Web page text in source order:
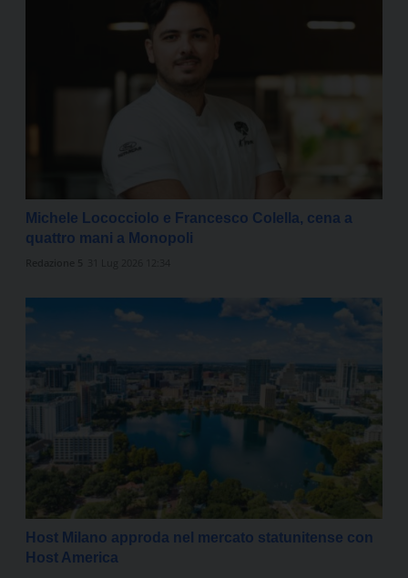
Michele Lococciolo e Francesco Colella, cena a
quattro mani a Monopoli
Host Milano approda nel mercato statunitense con
Host America